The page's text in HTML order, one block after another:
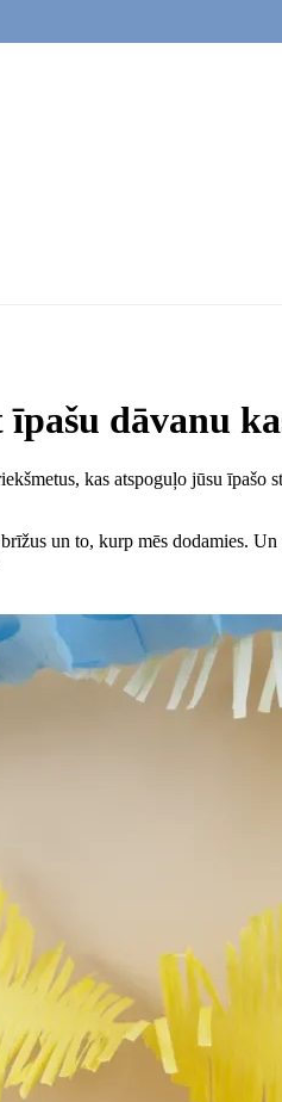
dāvanu
kas atspoguļo jūsu īpašo
un to, kurp mēs dodamies.